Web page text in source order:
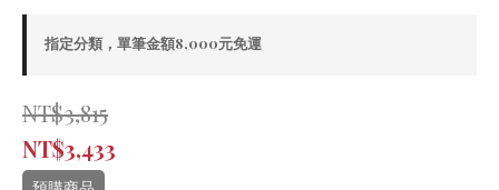
指定分類，單筆金額8,000元免運
NT$3,815
NT$3,433